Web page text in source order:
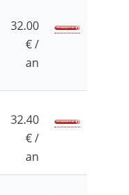
32.00
€ /
an
32.40
€ /
an